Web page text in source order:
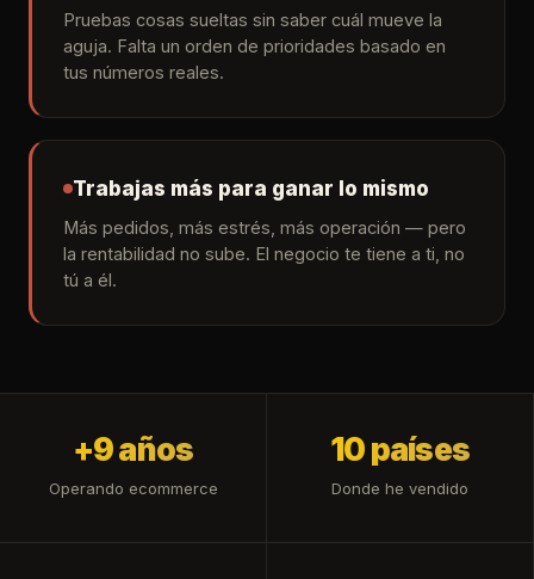
Pruebas cosas sueltas sin saber cuál mueve la
aguja. Falta un orden de prioridades basado en
tus números reales.
Trabajas más para ganar lo mismo
Más pedidos, más estrés, más operación — pero
la rentabilidad no sube. El negocio te tiene a ti, no
tú a él.
+9 años
Operando ecommerce
10 países
Donde he vendido